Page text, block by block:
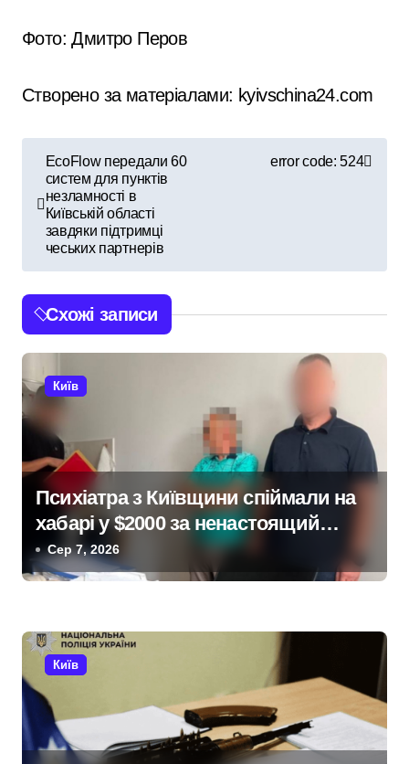
Фото: Дмитро Перов
Створено за матеріалами: kyivschina24.com
і
г
а
ц
і
я
а
п
с
і
в
EcoFlow передали 60
систем для пунктів
незламності в
Київській області
завдяки підтримці
чеських партнерів
error code: 524
Схожі записи
Київ
Психіатра з Київщини спіймали на
хабарі у $2000 за ненастоящий
діагноз
Сер 7, 2026
Київ